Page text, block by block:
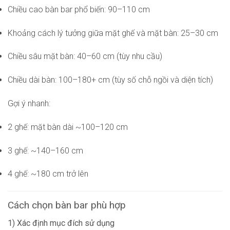
Chiều cao bàn bar phổ biến: 90–110 cm
Khoảng cách lý tưởng giữa mặt ghế và mặt bàn: 25–30 cm
Chiều sâu mặt bàn: 40–60 cm (tùy nhu cầu)
Chiều dài bàn: 100–180+ cm (tùy số chỗ ngồi và diện tích)
Gợi ý nhanh:
2 ghế: mặt bàn dài ~100–120 cm
3 ghế: ~140–160 cm
4 ghế: ~180 cm trở lên
Cách chọn bàn bar phù hợp
1) Xác định mục đích sử dụng